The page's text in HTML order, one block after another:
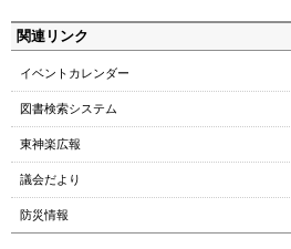
ー
関連リンク
イベントカレンダー
図書検索システム
東神楽広報
議会だより
防災情報